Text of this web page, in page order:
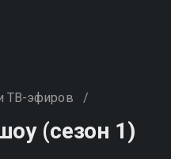
ТВ-эфиров /
(сезон 1)